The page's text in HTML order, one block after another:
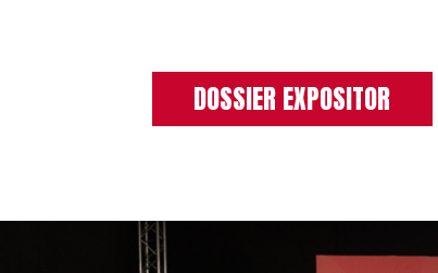
DOSSIER EXPOSITOR